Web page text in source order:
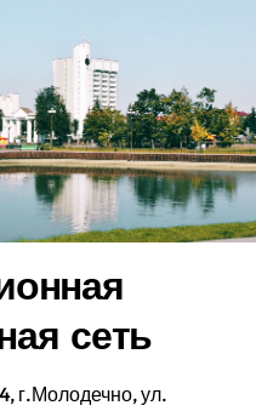
сеть
г.Молодечно, ул.